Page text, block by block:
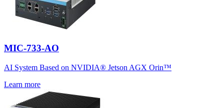
MIC-733-AO
AI System Based on NVIDIA® Jetson AGX Orin™
Learn more